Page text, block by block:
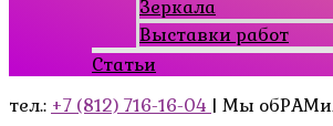
Зеркала
Выставки работ
Статьи
тел.: +7 (812) 716-16-04 | Мы